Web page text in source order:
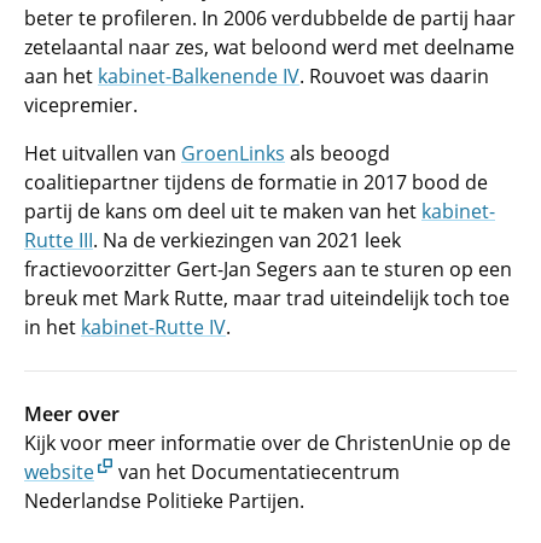
beter te profileren. In 2006 verdubbelde de partij haar
zetelaantal naar zes, wat beloond werd met deelname
aan het kabinet-Balkenende IV. Rouvoet was daarin
vicepremier.
Het uitvallen van GroenLinks als beoogd
coalitiepartner tijdens de formatie in 2017 bood de
partij de kans om deel uit te maken van het kabinet-
Rutte III. Na de verkiezingen van 2021 leek
fractievoorzitter Gert-Jan Segers aan te sturen op een
breuk met Mark Rutte, maar trad uiteindelijk toch toe
in het kabinet-Rutte IV.
Meer over
Kijk voor meer informatie over de ChristenUnie op de
website
van het Documentatiecentrum
Nederlandse Politieke Partijen.